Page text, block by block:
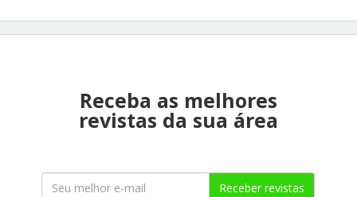
Receba as melhores
revistas da sua área
Receber revistas